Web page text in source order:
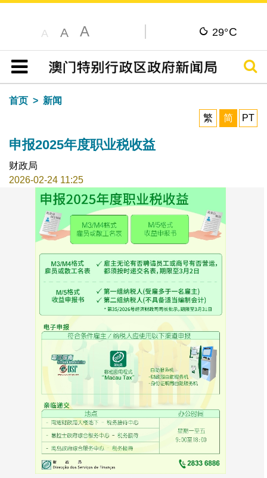
A A A 29°C
目录
搜寻
首页
新闻
繁
简 PT
申报2025年度职业税收益
财政局
2026-02-24 11:25